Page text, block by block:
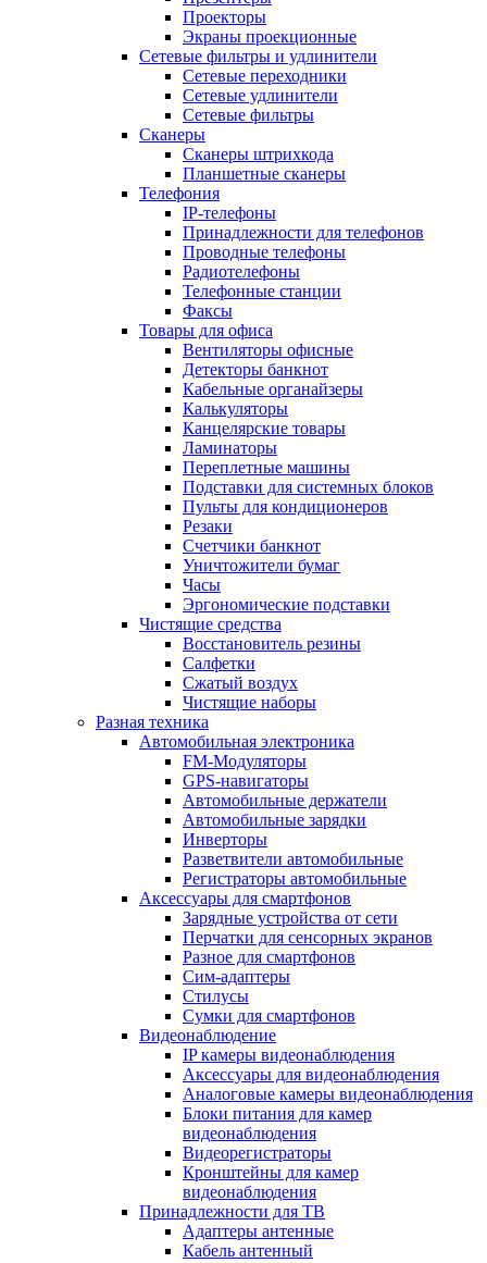
Проекторы
Экраны проекционные
Сетевые фильтры и удлинители
Сетевые переходники
Сетевые удлинители
Сетевые фильтры
Сканеры
Сканеры штрихкода
Планшетные сканеры
Телефония
IP-телефоны
Принадлежности для телефонов
Проводные телефоны
Радиотелефоны
Телефонные станции
Факсы
Товары для офиса
Вентиляторы офисные
Детекторы банкнот
Кабельные органайзеры
Калькуляторы
Канцелярские товары
Ламинаторы
Переплетные машины
Подставки для системных блоков
Пульты для кондиционеров
Резаки
Счетчики банкнот
Уничтожители бумаг
Часы
Эргономические подставки
Чистящие средства
Восстановитель резины
Салфетки
Сжатый воздух
Чистящие наборы
Разная техника
Автомобильная электроника
FM-Модуляторы
GPS-навигаторы
Автомобильные держатели
Автомобильные зарядки
Инверторы
Разветвители автомобильные
Регистраторы автомобильные
Аксессуары для смартфонов
Зарядные устройства от сети
Перчатки для сенсорных экранов
Разное для смартфонов
Сим-адаптеры
Стилусы
Сумки для смартфонов
Видеонаблюдение
IP камеры видеонаблюдения
Аксессуары для видеонаблюдения
Аналоговые камеры видеонаблюдения
Блоки питания для камер
видеонаблюдения
Видеорегистраторы
Кронштейны для камер
видеонаблюдения
Принадлежности для ТВ
Адаптеры антенные
Кабель антенный